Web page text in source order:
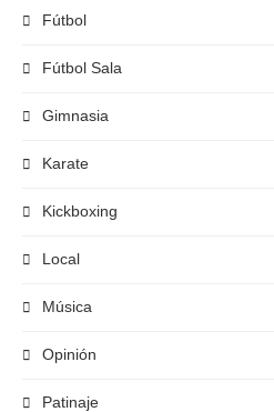
Fútbol
Fútbol Sala
Gimnasia
Karate
Kickboxing
Local
Música
Opinión
Patinaje